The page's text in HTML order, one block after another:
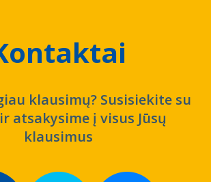
klausimų? Susisiekite su
atsakysime į visus Jūsų
klausimus